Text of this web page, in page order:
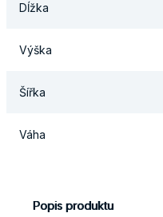
Dĺžka
Výška
Šířka
Váha
Popis produktu